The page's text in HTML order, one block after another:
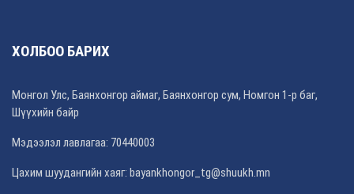
ХОЛБОО БАРИХ
Монгол Улс, Баянхонгор аймаг, Баянхонгор сум, Номгон 1-р баг,
Шүүхийн байр
Мэдээлэл лавлагаа: 70440003
Цахим шуудангийн хаяг: bayankhongor_tg@shuukh.mn